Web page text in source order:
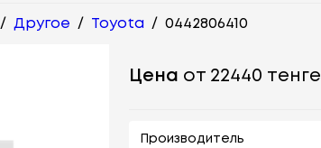
/ Другое / Toyota / 0442806410
Цена от 22440 тенге
Производитель